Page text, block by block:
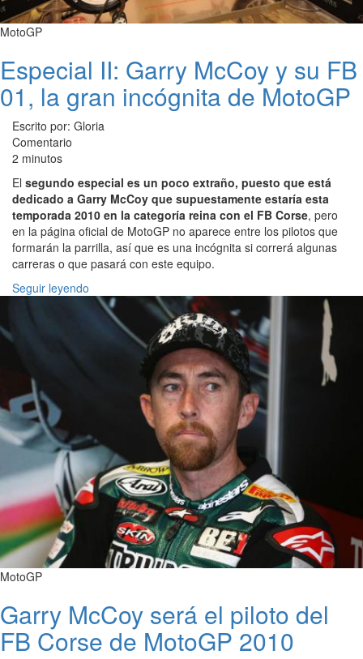
MotoGP
Especial II: Garry McCoy y su FB
01, la gran incógnita de MotoGP
Escrito por: Gloria
Comentario
2 minutos
El segundo especial es un poco extraño, puesto que está
dedicado a Garry McCoy que supuestamente estaría esta
temporada 2010 en la categoría reina con el FB Corse, pero
en la página oficial de MotoGP no aparece entre los pilotos que
formarán la parrilla, así que es una incógnita si correrá algunas
carreras o que pasará con este equipo.
Seguir leyendo
MotoGP
Garry McCoy será el piloto del
FB Corse de MotoGP 2010